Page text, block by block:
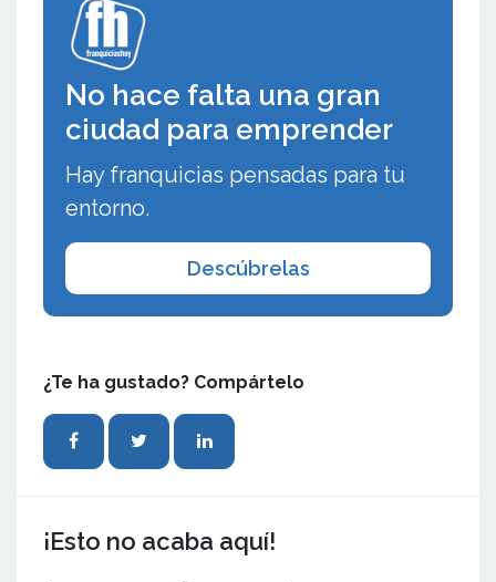
No hace falta una gran
ciudad para emprender
Hay franquicias pensadas para tu
entorno.
Descúbrelas
¿Te ha gustado? Compártelo
¡Esto no acaba aquí!